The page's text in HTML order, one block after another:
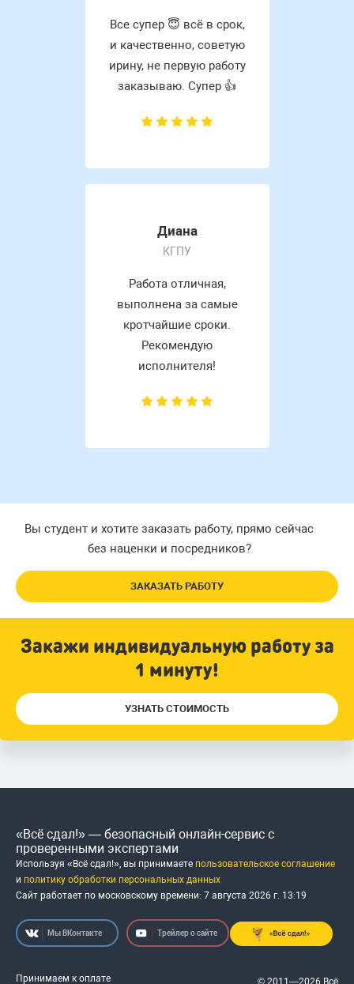
Все супер 😇 всё в срок,
и качественно, советую
ирину, не первую работу
заказываю. Супер 👍
Диана
КГПУ
Работа отличная,
выполнена за самые
кротчайшие сроки.
Рекомендую
исполнителя!
Вы студент и хотите заказать работу, прямо сейчас
без наценки и посредников?
ЗАКАЗАТЬ РАБОТУ
Закажи индивидуальную работу за
1 минуту!
УЗНАТЬ СТОИМОСТЬ
«Всё сдал!» — безопасный онлайн-сервис с
проверенными экспертами
Используя «Всё сдал!», вы принимаете пользовательское соглашение
и политику обработки персональных данных
Сайт работает по московскому времени: 7 августа 2026 г. 13:19
Мы ВКонтакте Трейлер о сайте
Принимаем к оплате